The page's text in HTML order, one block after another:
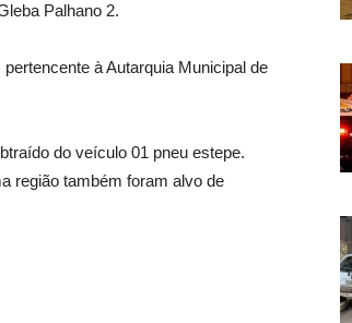
Palhano 2.
à Autarquia Municipal de
do veículo 01 pneu estepe.
região também foram alvo de